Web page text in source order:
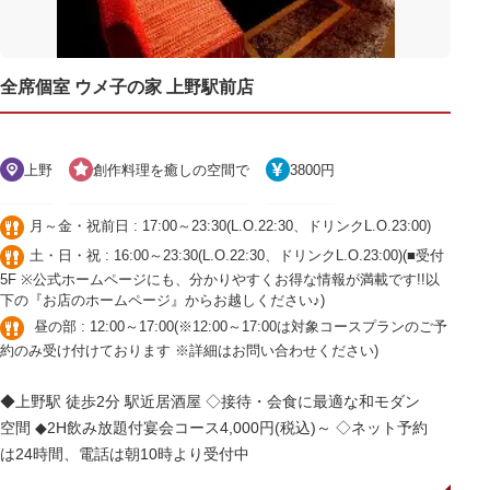
全席個室 ウメ子の家 上野駅前店
上野 創作料理を癒しの空間で 3800円
月～金・祝前日 : 17:00～23:30(L.O.22:30、ドリンクL.O.23:00)
土・日・祝 : 16:00～23:30(L.O.22:30、ドリンクL.O.23:00)(■受付
5F ※公式ホームページにも、分かりやすくお得な情報が満載です!!以
下の『お店のホームページ』からお越しください♪)
昼の部 : 12:00～17:00(※12:00～17:00は対象コースプランのご予
約のみ受け付けております ※詳細はお問い合わせください)
◆上野駅 徒歩2分 駅近居酒屋 ◇接待・会食に最適な和モダン
空間 ◆2H飲み放題付宴会コース4,000円(税込)～ ◇ネット予約
は24時間、電話は朝10時より受付中